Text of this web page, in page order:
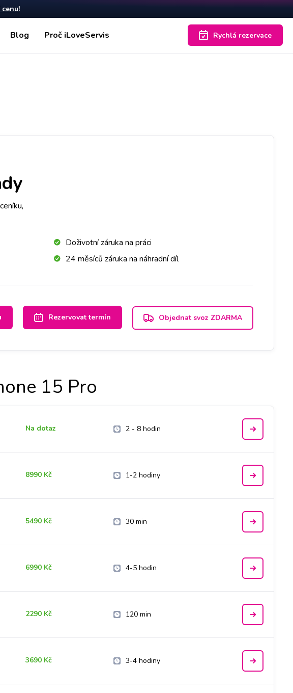
Blog Proč iLoveServis Rychlá rezervace
Doživotní záruka na práci
24 měsíců záruka na náhradní díl
Rezervovat termín Objednat svoz ZDARMA
15 Pro
Na dotaz 2 - 8 hodin
8990 Kč 1-2 hodiny
5490 Kč 30 min
6990 Kč 4-5 hodin
2290 Kč 120 min
3690 Kč 3-4 hodiny